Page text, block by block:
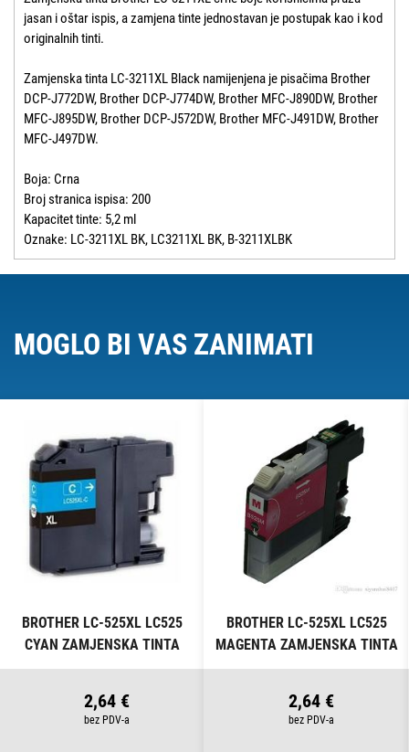
jasan i oštar ispis, a zamjena tinte jednostavan je postupak kao i kod
originalnih tinti.
Zamjenska tinta LC-3211XL Black namijenjena je pisačima Brother
DCP-J772DW, Brother DCP-J774DW, Brother MFC-J890DW, Brother
MFC-J895DW, Brother DCP-J572DW, Brother MFC-J491DW, Brother
MFC-J497DW.
Boja: Crna
Broj stranica ispisa: 200
Kapacitet tinte: 5,2 ml
Oznake: LC-3211XL BK, LC3211XL BK, B-3211XLBK
MOGLO BI VAS ZANIMATI
BROTHER LC-525XL LC525
CYAN ZAMJENSKA TINTA
2,64 €
BROTHER LC-525XL LC525
MAGENTA ZAMJENSKA TINTA
2,64 €